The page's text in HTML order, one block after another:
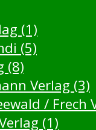
(1)
(5)
(8)
Verlag (3)
/ Frech
(1)